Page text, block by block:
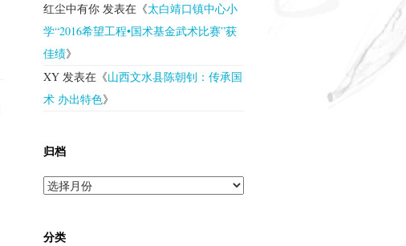
红尘中有你 发表在《太白靖口镇中心小
学“2016希望工程•国术基金武术比赛”获
佳绩》
XY 发表在《山西文水县陈朝钊：传承国
术 办出特色》
归档
归
分类